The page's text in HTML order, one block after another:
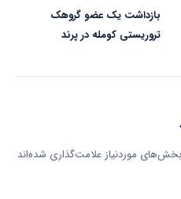
بازداشت یک عضو گروهک
تروریستی کومله در پرند
بخش‌های موردنیاز علامت‌گذاری شده‌اند